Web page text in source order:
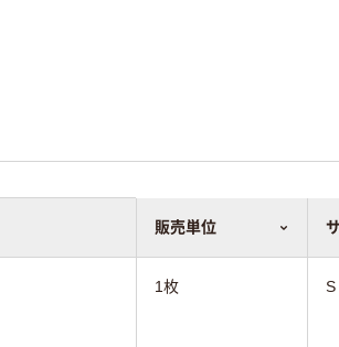
販売単位
1枚 S